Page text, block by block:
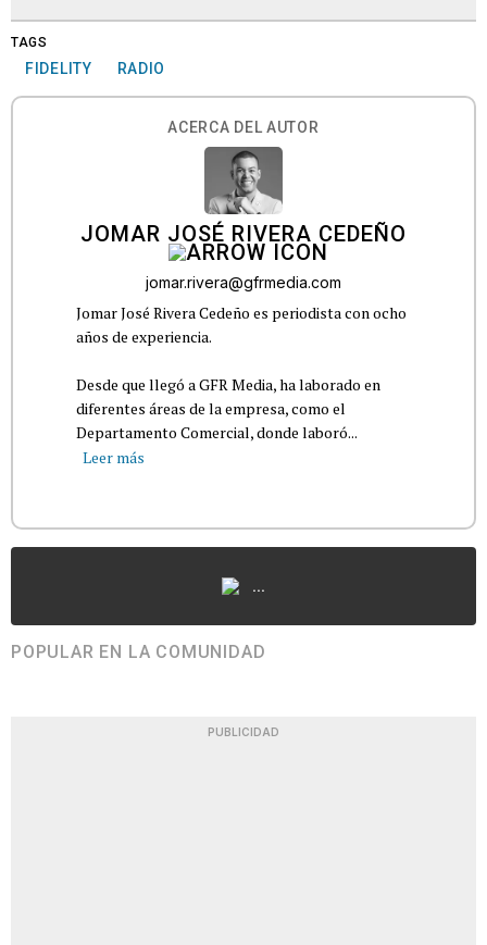
TAGS
FIDELITY RADIO
ACERCA DEL AUTOR
JOMAR JOSÉ RIVERA CEDEÑO
jomar.rivera@gfrmedia.com
Jomar José Rivera Cedeño es periodista con ocho
años de experiencia.
Desde que llegó a GFR Media, ha laborado en
diferentes áreas de la empresa, como el
Departamento Comercial, donde laboró...
Leer más
...
POPULAR EN LA COMUNIDAD
PUBLICIDAD